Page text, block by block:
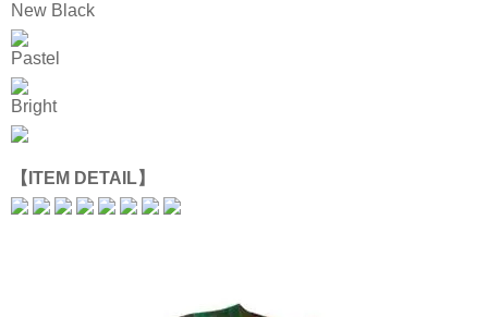
New Black
Pastel
Bright
【ITEM DETAIL】